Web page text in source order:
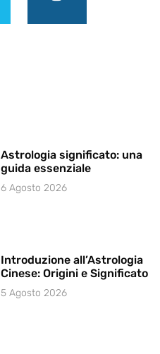
Astrologia significato: una
guida essenziale
6 Agosto 2026
Introduzione all’Astrologia
Cinese: Origini e Significato
5 Agosto 2026